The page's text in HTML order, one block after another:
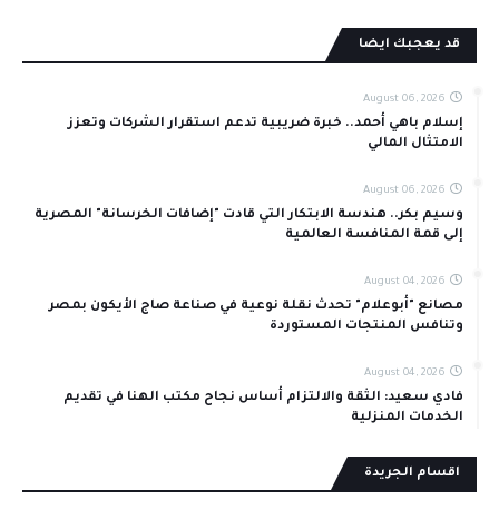
قد يعجبك ايضا
August 06, 2026
إسلام باهي أحمد.. خبرة ضريبية تدعم استقرار الشركات وتعزز
الامتثال المالي
August 06, 2026
وسيم بكر.. هندسة الابتكار التي قادت "إضافات الخرسانة" المصرية
إلى قمة المنافسة العالمية
August 04, 2026
مصانع "أبوعلام" تحدث نقلة نوعية في صناعة صاج الأيكون بمصر
وتنافس المنتجات المستوردة
August 04, 2026
فادي سعيد: الثقة والالتزام أساس نجاح مكتب الهنا في تقديم
الخدمات المنزلية
اقسام الجريدة